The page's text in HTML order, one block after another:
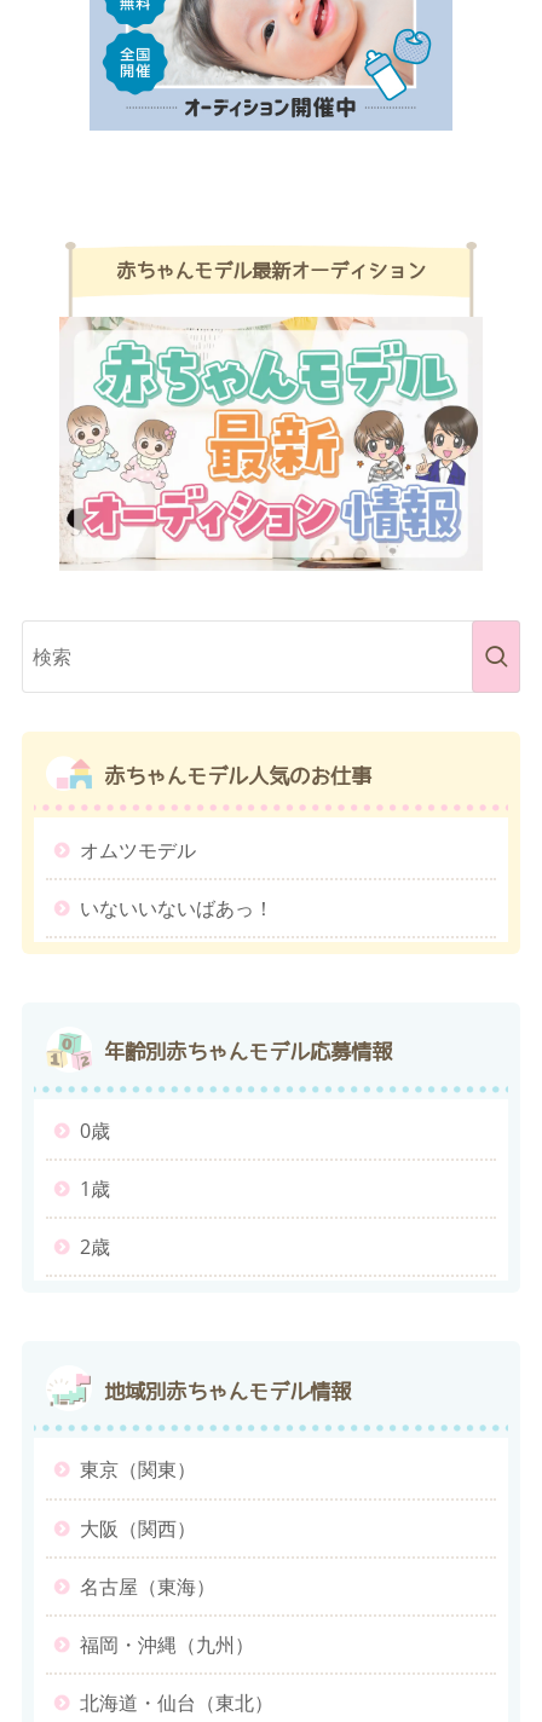
赤ちゃんモデル最新オーディション
赤ちゃんモデル人気のお仕事
オムツモデル
いないいないばあっ！
年齢別 赤ちゃんモデル応募情報
0歳
1歳
2歳
地域別 赤ちゃんモデル情報
東京（関東）
大阪（関西）
名古屋（東海）
福岡・沖縄（九州）
北海道・仙台（東北）